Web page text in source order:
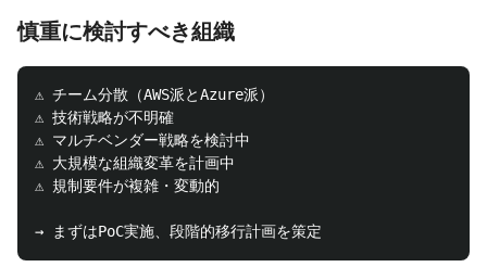
慎重に検討すべき組織
⚠️ チーム分散（AWS派とAzure派）
⚠️ 技術戦略が不明確
⚠️ マルチベンダー戦略を検討中
⚠️ 大規模な組織変革を計画中
⚠️ 規制要件が複雑・変動的